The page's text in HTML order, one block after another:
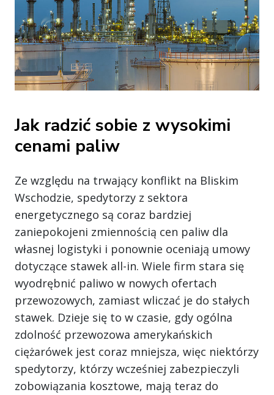
Jak radzić sobie z wysokimi
cenami paliw
Ze względu na trwający konflikt na Bliskim
Wschodzie, spedytorzy z sektora
energetycznego są coraz bardziej
zaniepokojeni zmiennością cen paliw dla
własnej logistyki i ponownie oceniają umowy
dotyczące stawek all-in. Wiele firm stara się
wyodrębnić paliwo w nowych ofertach
przewozowych, zamiast wliczać je do stałych
stawek. Dzieje się to w czasie, gdy ogólna
zdolność przewozowa amerykańskich
ciężarówek jest coraz mniejsza, więc niektórzy
spedytorzy, którzy wcześniej zabezpieczyli
zobowiązania kosztowe, mają teraz do